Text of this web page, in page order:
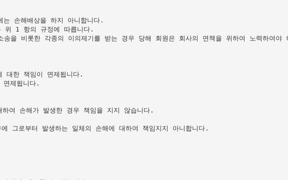
손해배상을 하지 아니합니다.
위 1 항의 규정에 따릅니다.
비롯한 각종의 이의제기를 받는 경우 당해 회원은 회사의 면책을 위하여 노력하여
대한 책임이 면제됩니다.
제됩니다.
여 손해가 발생한 경우 책임을 지지 않습니다.
로부터 발생하는 일체의 손해에 대하여 책임지지 아니합니다.